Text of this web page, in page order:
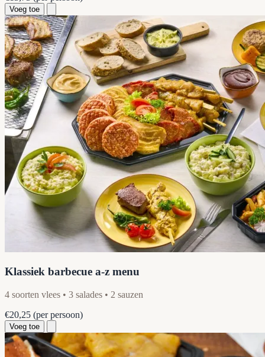
Voeg toe
Klassiek barbecue a-z menu
4 soorten vlees • 3 salades • 2 sauzen
€20,25 (per persoon)
Voeg toe